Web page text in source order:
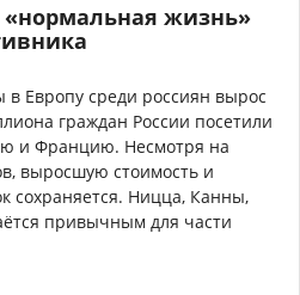
«нормальная жизнь»
в Европу среди россиян вырос
граждан России посетили
и Францию. Несмотря на
выросшую стоимость и
сохраняется. Ницца, Канны,
привычным для части